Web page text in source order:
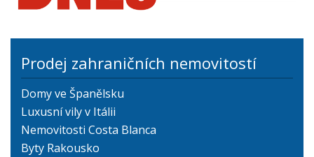
Prodej zahraničních nemovitostí
Domy ve Španělsku
Luxusní vily v Itálii
Nemovitosti Costa Blanca
Byty Rakousko